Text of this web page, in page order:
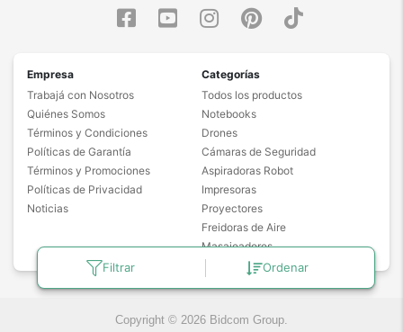
Filtrar Ordenar
Empresa
Trabajá con Nosotros
Quiénes Somos
Términos y Condiciones
Políticas de Garantía
Términos y Promociones
Políticas de Privacidad
Noticias
Categorías
Todos los productos
Notebooks
Drones
Cámaras de Seguridad
Aspiradoras Robot
Impresoras
Proyectores
Freidoras de Aire
Masajeadores
Copyright © 2026 Bidcom Group.